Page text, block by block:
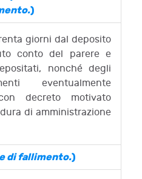
e ogni altro
di prendere visione
copia. La stessa
giudiziale a tutti
di diritti sui beni
elettronica certificata
22, comma 2,
i creditori e ogni
depositare in
scritte nel termine di
dell'avviso di
)
giorni dal deposito
conto del parere e
nonché degli
eventualmente
decreto motivato
di amministrazione
le condizioni
27. In caso contrario,
il fallimento.
dal comma 1 sono
di fallimento.)